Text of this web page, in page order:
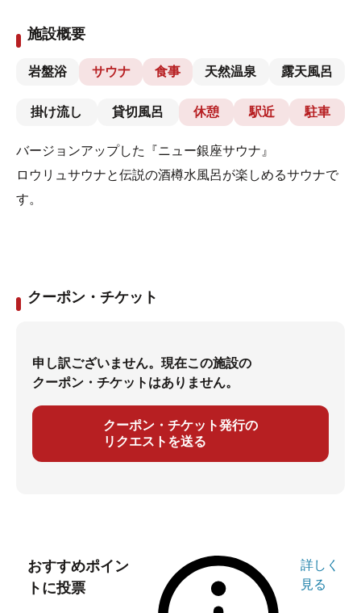
施設概要
岩盤浴 サウナ 食事 天然温泉 露天風呂
掛け流し 貸切風呂 休憩 駅近 駐車
バージョンアップした『ニュー銀座サウナ』
ロウリュサウナと伝説の酒樽水風呂が楽しめるサウナで
す。
クーポン・チケット
申し訳ございません。現在この施設の
クーポン・チケットはありません。
クーポン・チケット発行の
リクエストを送る
おすすめポイン
トに投票
詳しく
見る